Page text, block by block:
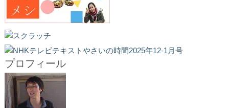
プロフィール